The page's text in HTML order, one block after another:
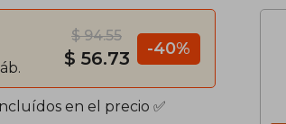
$ 94.55
$ 56.73 -40%
en el precio ✅